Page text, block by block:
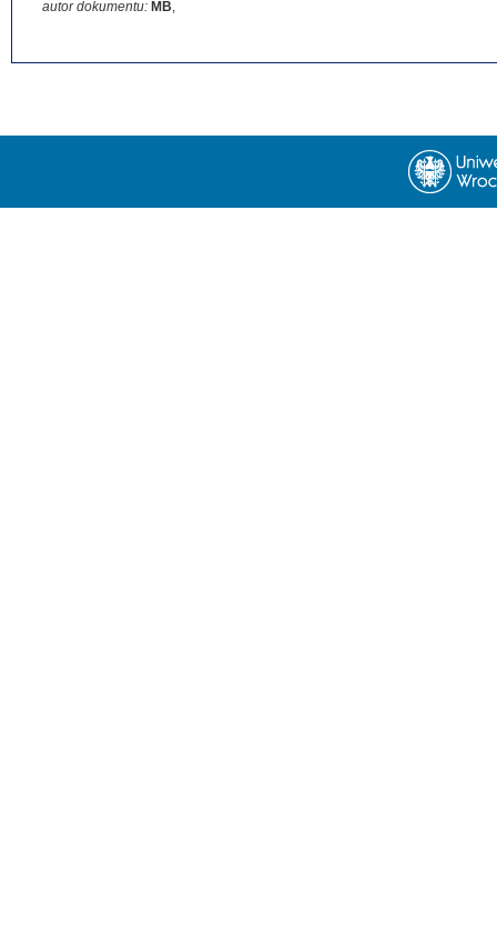
autor dokumentu: MB,